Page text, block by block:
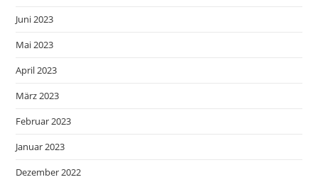
Juni 2023
Mai 2023
April 2023
März 2023
Februar 2023
Januar 2023
Dezember 2022